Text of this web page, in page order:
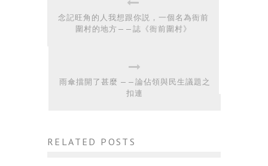
念記旺角的人我想跟你説，一個名為衙前
圍村的地方——誌《衙前圍村》
雨傘擋開了甚麼 ——論佔領與民生議題之
扣連
RELATED POSTS